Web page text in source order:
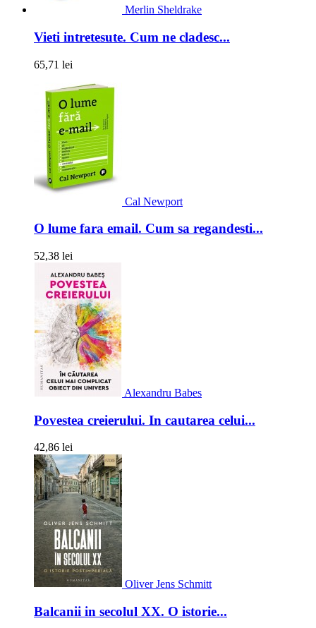
Merlin Sheldrake
Vieti intretesute. Cum ne cladesc...
65,71 lei
Cal Newport
O lume fara email. Cum sa regandesti...
52,38 lei
Alexandru Babes
Povestea creierului. In cautarea celui...
42,86 lei
Oliver Jens Schmitt
Balcanii in secolul XX. O istorie...